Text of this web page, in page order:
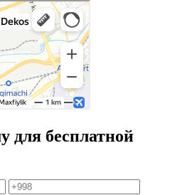
для бесплатной